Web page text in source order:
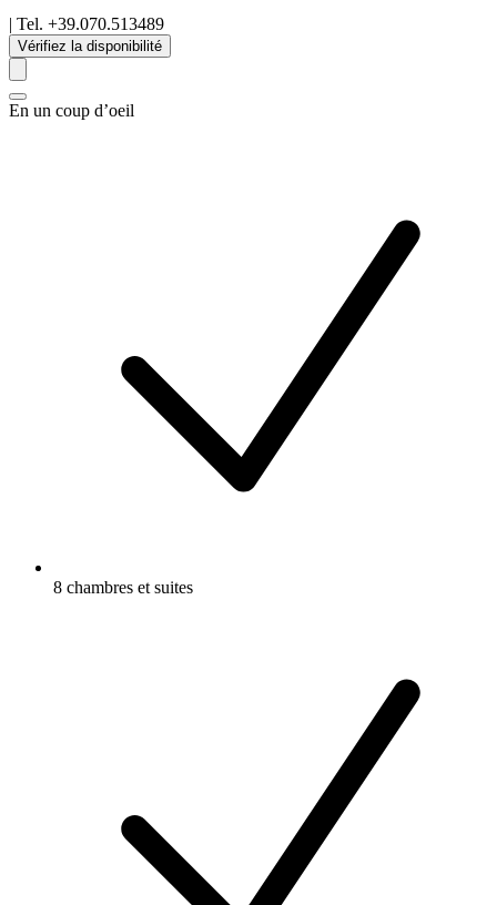
| Tel. +39.070.513489
Vérifiez la disponibilité
En un coup d’oeil
8 chambres et suites